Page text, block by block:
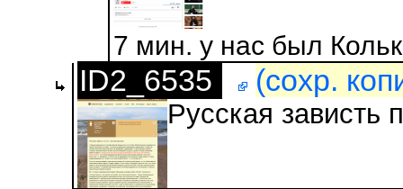
7 мин. у нас был
ID2_6535 (сохр.
Русская зависть